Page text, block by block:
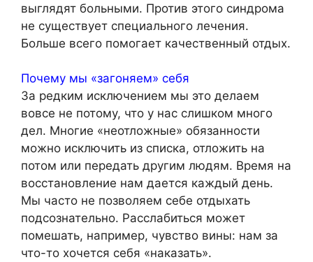
выглядят больными. Против этого синдрома
не существует специального лечения.
Больше всего помогает качественный отдых.
Почему мы «загоняем» себя
За редким исключением мы это делаем
вовсе не потому, что у нас слишком много
дел. Многие «неотложные» обязанности
можно исключить из списка, отложить на
потом или передать другим людям. Время на
восстановление нам дается каждый день.
Мы часто не позволяем себе отдыхать
подсознательно. Расслабиться может
помешать, например, чувство вины: нам за
что-то хочется себя «наказать».